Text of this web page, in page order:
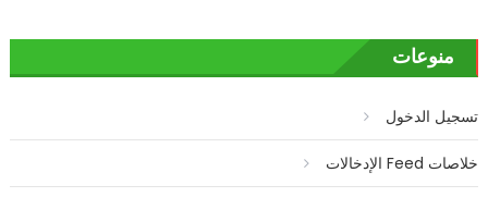
منوعات
تسجيل الدخول
خلاصات Feed الإدخالات